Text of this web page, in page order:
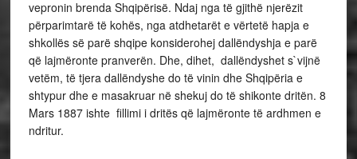
vepronin brenda Shqipërisë. Ndaj nga të gjithë njerëzit
përparimtarë të kohës, nga atdhetarët e vërtetë hapja e
shkollës së parë shqipe konsiderohej dallëndyshja e parë
që lajmëronte pranverën. Dhe, dihet, dallëndyshet s`vijnë
vetëm, të tjera dallëndyshe do të vinin dhe Shqipëria e
shtypur dhe e masakruar në shekuj do të shikonte dritën. 8
Mars 1887 ishte fillimi i dritës që lajmëronte të ardhmen e
ndritur.